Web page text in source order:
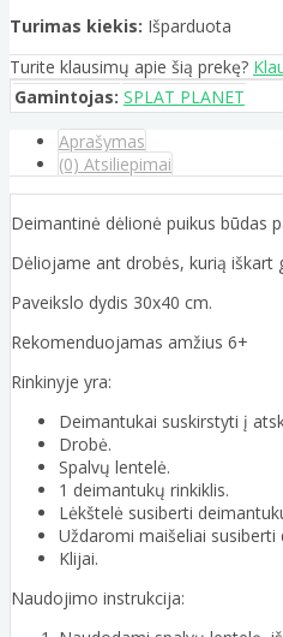
Turimas kiekis: Išparduota
Turite klausimų apie šią prekę?
Gamintojas: SPLAT PLANET
Aprašymas
(0) Atsiliepimai
Deimantinė dėlionė puikus būdas
Dėliojame ant drobės, kurią iškart
Paveikslo dydis 30x40 cm.
Rekomenduojamas amžius 6+
Rinkinyje yra:
Deimantukai suskirstyti į
Drobė.
Spalvų lentelė.
1 deimantukų rinkiklis.
Lėkštelė susiberti
Uždaromi maišeliai susiberti
Klijai.
Naudojimo instrukcija: